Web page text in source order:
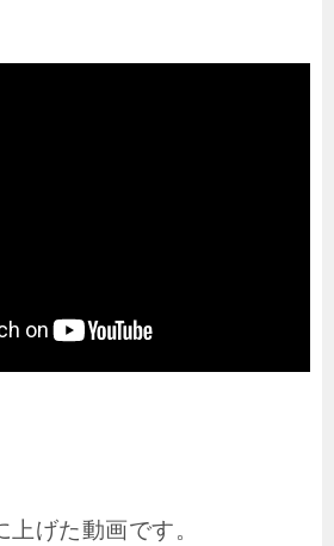
げた動画です。